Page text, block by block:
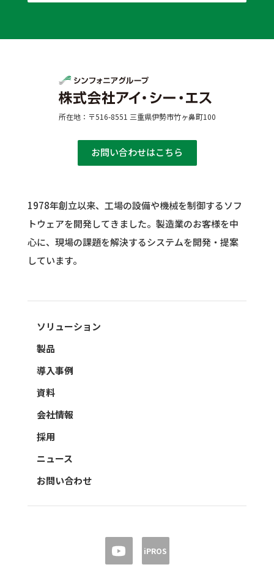
所在地：〒516-8551 三重県伊勢市竹ヶ鼻町100
お問い合わせはこちら
1978年創立以来、工場の設備や機械を制御するソフ
トウェアを開発してきました。 製造業のお客様を中
心に、現場の課題を解決するシステムを開発・提案
しています。
ソリューション
製品
導入事例
資料
会社情報
採用
ニュース
お問い合わせ
iPROS